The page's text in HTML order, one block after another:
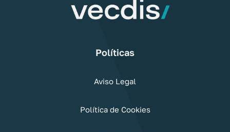
Políticas
Aviso Legal
Política de Cookies